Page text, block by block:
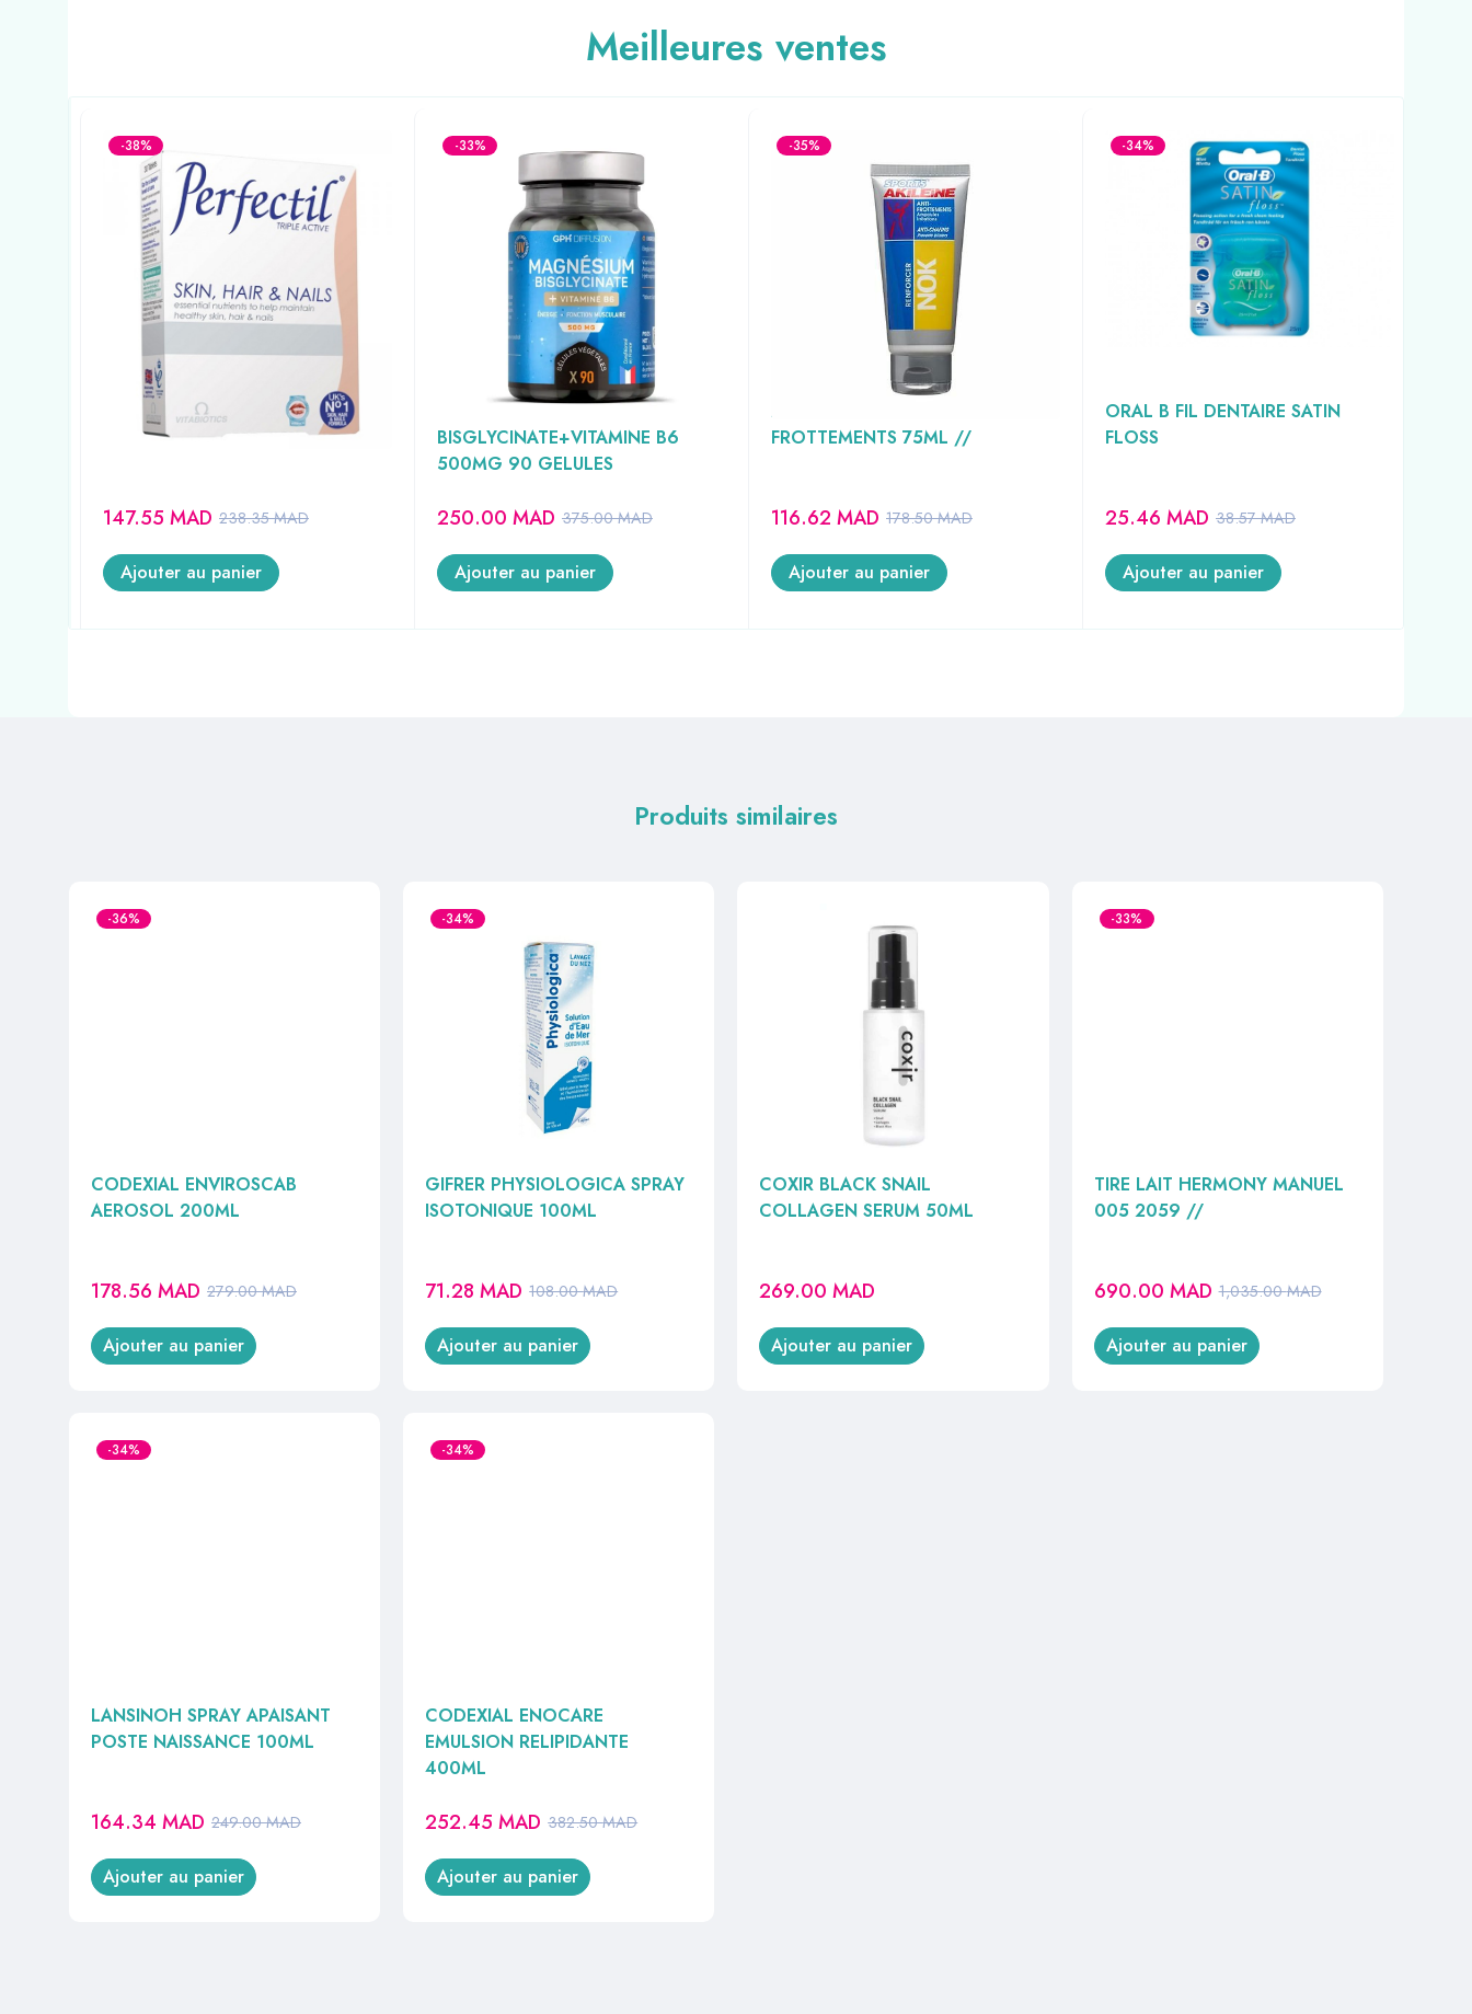
Meilleures ventes
-38%
PERFECTILE 30 COMPRIME
REFVIT17
238.35MAD
147.55 MAD
Ajouter au panier
-33%
GPH DIFFUSION MAGNESIUM
BISGLYCINATE+VITAMINE B6
500MG 90 GELULES
375.00MAD
250.00 MAD
Ajouter au panier
-35%
AKILEINE SPORT NOK ANTI
FROTTEMENTS 75ML //
178.50MAD
116.62 MAD
Ajouter au panier
-34%
ORAL B FIL DENTAIRE SATIN
FLOSS
38.57MAD
25.46 MAD
Ajouter au panier
Produits similaires
-36%
CODEXIAL ENVIROSCAB
AEROSOL 200ML
279.00MAD
178.56 MAD
Ajouter au panier
-34%
GIFRER PHYSIOLOGICA SPRAY
ISOTONIQUE 100ML
108.00MAD
71.28MAD
Ajouter au panier
COXIR BLACK SNAIL
COLLAGEN SERUM 50ML
269.00MAD
Ajouter au panier
-33%
TIRE LAIT HERMONY MANUEL
005 2059 //
1,035.00MAD
690.00 MAD
Ajouter au panier
-34%
LANSINOH SPRAY APAISANT
POSTE NAISSANCE 100ML
249.00MAD
164.34 MAD
Ajouter au panier
-34%
CODEXIAL ENOCARE
EMULSION RELIPIDANTE
400ML
382.50MAD
252.45MAD
Ajouter au panier